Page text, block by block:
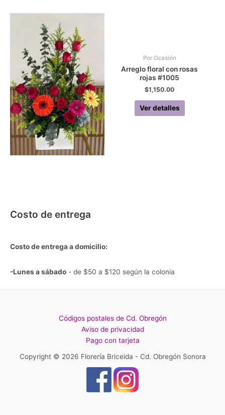
Por Ocasión
Arreglo floral con rosas
rojas #1005
$1,150.00
Ver detalles
Costo de entrega
Costo de entrega a domicilio:
-Lunes a sábado - de $50 a $120 según la colonia
Códigos postales de Cd. Obregón
Aviso de privacidad
Pago con tarjeta
Copyright © 2026 Florería Briceida - Cd. Obregón Sonora